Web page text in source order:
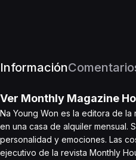
Información
Ver Monthly Magazine
Na Young Won es la editora de
en una casa de alquiler mensual.
personalidad y emociones. Las
ejecutivo de la revista Monthly